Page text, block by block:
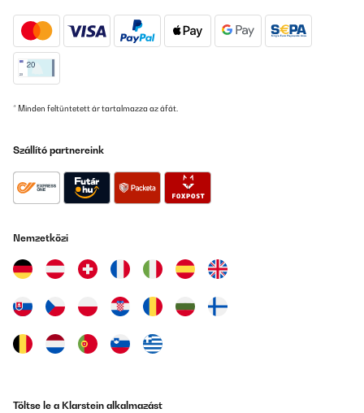
* Minden feltüntetett ár tartalmazza az áfát.
Szállító partnereink
Nemzetközi
Töltse le a Klarstein alkalmazást